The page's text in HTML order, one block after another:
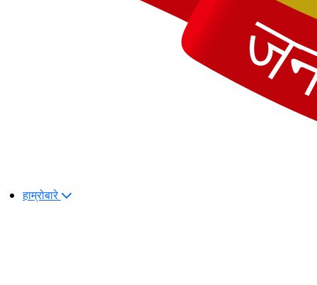
हाम्रोबारे